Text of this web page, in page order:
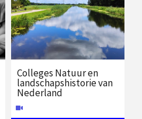
Colleges Natuur en
landschapshistorie van
Nederland